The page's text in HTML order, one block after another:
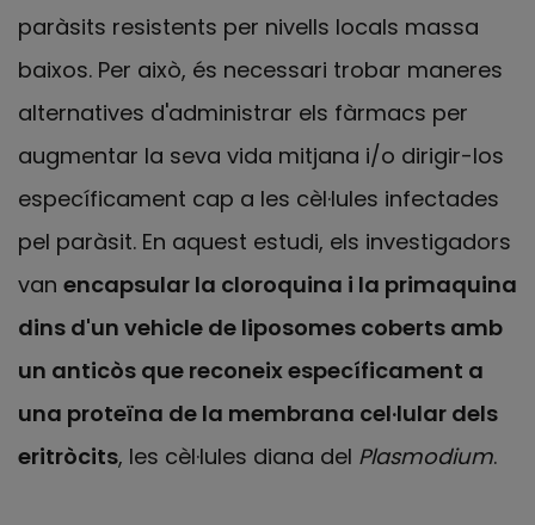
paràsits resistents per nivells locals massa
baixos. Per això, és necessari trobar maneres
alternatives d'administrar els fàrmacs per
augmentar la seva vida mitjana i/o dirigir-los
específicament cap a les cèl·lules infectades
pel paràsit. En aquest estudi, els investigadors
van encapsular la cloroquina i la primaquina
dins d'un vehicle de liposomes coberts amb
un anticòs que reconeix específicament a
una proteïna de la membrana cel·lular dels
eritròcits, les cèl·lules diana del Plasmodium.